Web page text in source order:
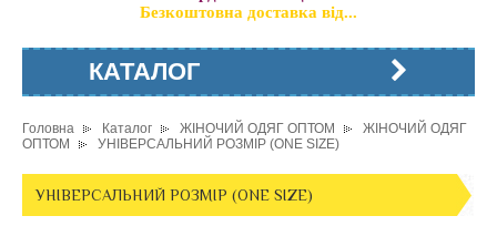
Безкоштовна доставка від...
КАТАЛОГ
Головна Каталог ЖІНОЧИЙ ОДЯГ ОПТОМ
ЖІНОЧИЙ ОДЯГ
ОПТОМ
УНІВЕРСАЛЬНИЙ РОЗМІР (ONE SIZE)
УНІВЕРСАЛЬНИЙ РОЗМІР (ONE SIZE)